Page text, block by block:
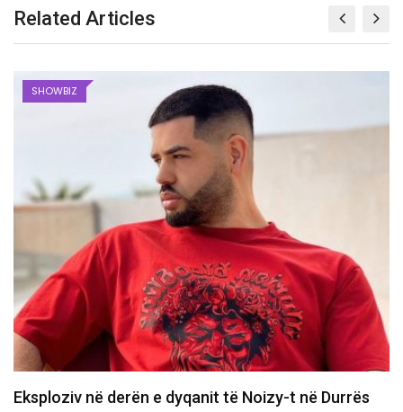
Related Articles
SHOWBIZ
“Më shkatërruan emocionalisht”, aktorja flet për